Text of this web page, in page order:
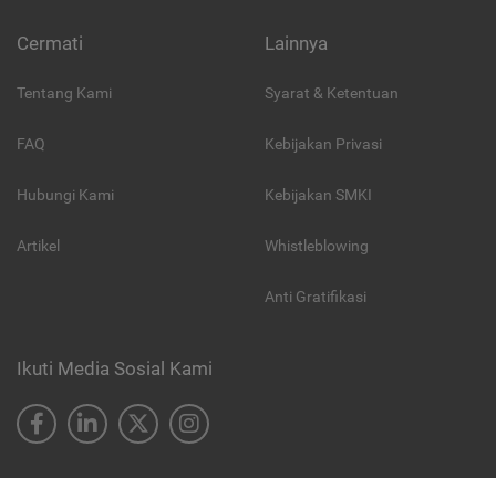
Cermati
Tentang Kami
FAQ
Hubungi Kami
Artikel
Lainnya
Syarat & Ketentuan
Kebijakan Privasi
Kebijakan SMKI
Whistleblowing
Anti Gratifikasi
Ikuti Media Sosial Kami